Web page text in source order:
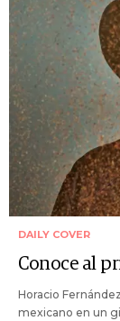
DAILY COVER
Conoce al
Horacio
mexicano en un